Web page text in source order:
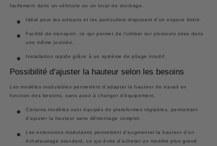
facilement dans un véhicule ou un local de stockage.
Idéal pour les artisans et les particuliers disposant d’un espace limité.
Facilité de transport, ce qui permet de l’utiliser sur plusieurs sites dans
une même journée.
Installation rapide grâce à un système de pliage intuitif.
Possibilité d’ajuster la hauteur selon les besoins
Les modèles modulables permettent d’adapter la hauteur de travail en
fonction des besoins, sans avoir à changer d’équipement.
Certains modèles sont équipés de plateformes réglables, permettant
d’ajuster la hauteur sans démontage complet.
Les extensions modulaires permettent d’augmenter la hauteur d’un
échafaudage standard, ce qui évite d’acheter un modèle plus grand